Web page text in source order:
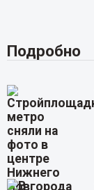
Подробно